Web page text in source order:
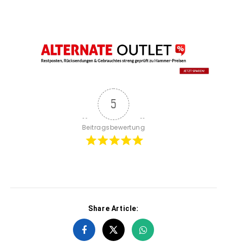
5
Beitragsbewertung
Share Article: